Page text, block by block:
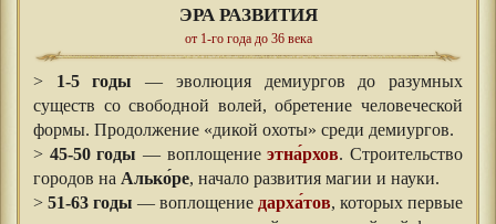
ЭРА РАЗВИТИЯ
от 1-го года до 36 века
> 1-5 годы — эволюция демиургов до разумных
существ со свободной волей, обретение человеческой
формы. Продолжение «дикой охоты» среди демиургов.
> 45-50 годы — воплощениеэтна́рхов. Строительство
городов на Алько́ре, начало развития магии и науки.
> 51-63 годы — воплощение дарха́тов, которых первые